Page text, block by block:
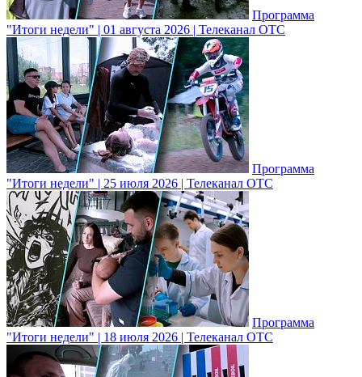
Программа
"Итоги недели" | 01 августа 2026 | Телеканал ОТС
Программа
"Итоги недели" | 25 июля 2026 | Телеканал ОТС
Программа
"Итоги недели" | 18 июля 2026 | Телеканал ОТС